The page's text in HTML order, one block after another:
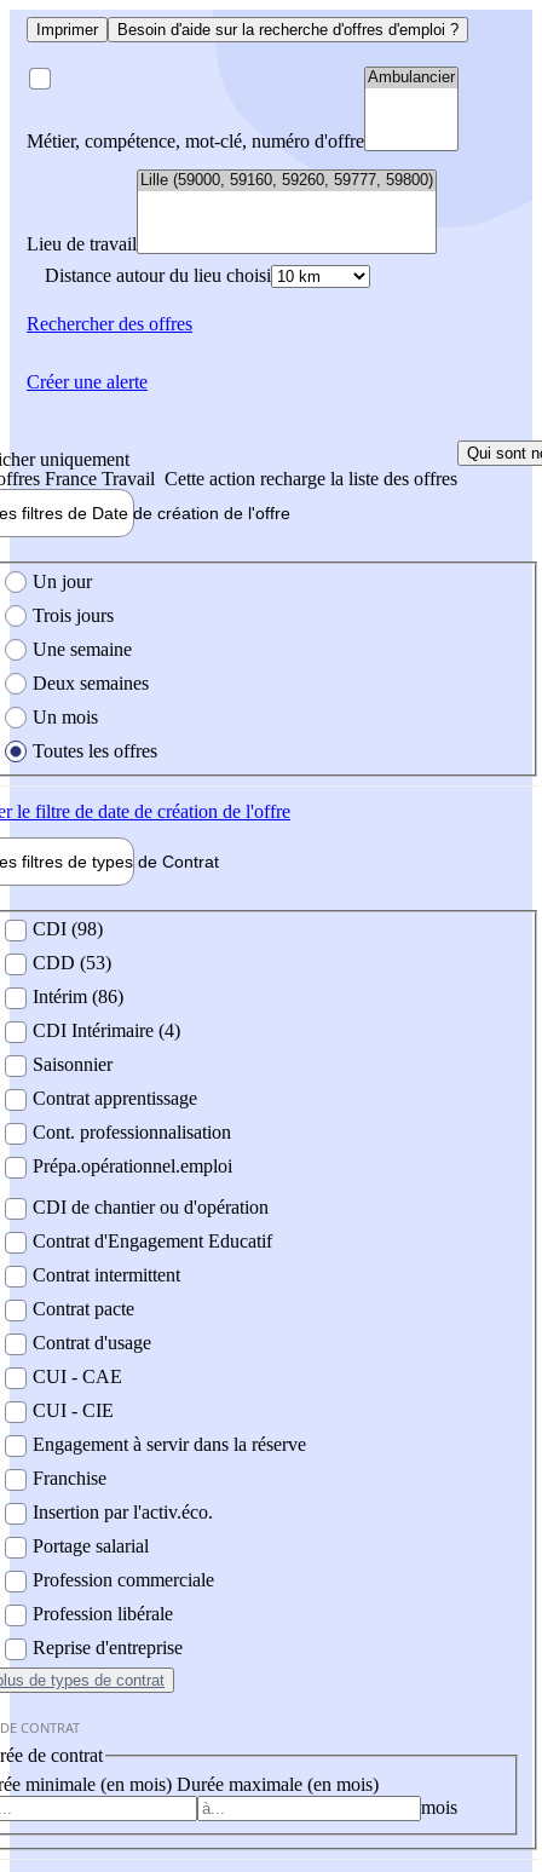
Imprimer Besoin d'aide sur la recherche d'offres d'emploi ?
Métier, compétence, mot-clé, numéro d'offre
Lieu de travail
Distance autour du lieu choisi
Rechercherdes offres
uniquement
France Travail Cette action recharge la liste des offres
Qui sont
filtres de Date de création de l'offre
création de l'offre
Un jour
Trois jours
Une semaine
Deux semaines
Un mois
Toutes les offres
le filtre de date de création de l'offre
filtres de types de Contrat
contrat
CDI (98)
CDD (53)
Intérim (86)
CDI Intérimaire (4)
Saisonnier
Contrat apprentissage
Cont. professionnalisation
Prépa.opérationnel.emploi
CDI de chantier ou d'opération
Contrat d'Engagement Educatif
Contrat intermittent
Contrat pacte
Contrat d'usage
CUI - CAE
CUI - CIE
Engagement à servir dans la réserve
Franchise
Insertion par l'activ.éco.
Portage salarial
Profession commerciale
Profession libérale
Reprise d'entreprise
de types de contrat
CONTRAT
de contrat
minimale (en mois) Durée maximale (en mois)
mois
Créer une alerte